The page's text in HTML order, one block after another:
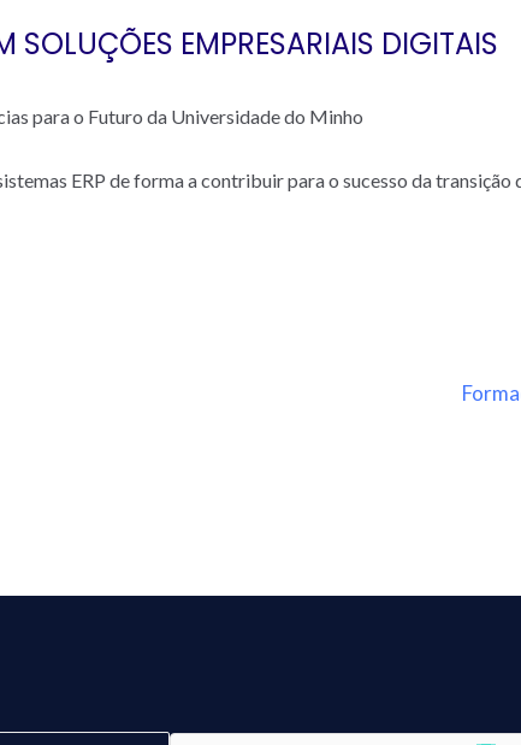
SOLUÇÕES EMPRESARIAIS DIGITAIS
para o Futuro da Universidade do Minho
ERP de forma a contribuir para o sucesso da transição